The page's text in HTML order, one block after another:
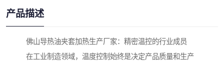
产品描述
佛山导热油夹套加热生产厂家：精密温控的行业成员
在工业制造领域，温度控制始终是决定产品质量和生产